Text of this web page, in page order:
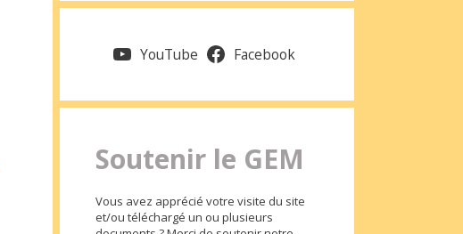
YouTube Facebook
Soutenir le GEM
Vous avez apprécié votre visite du site
et/ou téléchargé un ou plusieurs